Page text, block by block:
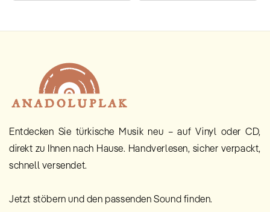
Entdecken Sie türkische Musik neu – auf Vinyl oder CD,
direkt zu Ihnen nach Hause. Handverlesen, sicher verpackt,
schnell versendet.
Jetzt stöbern und den passenden Sound finden.